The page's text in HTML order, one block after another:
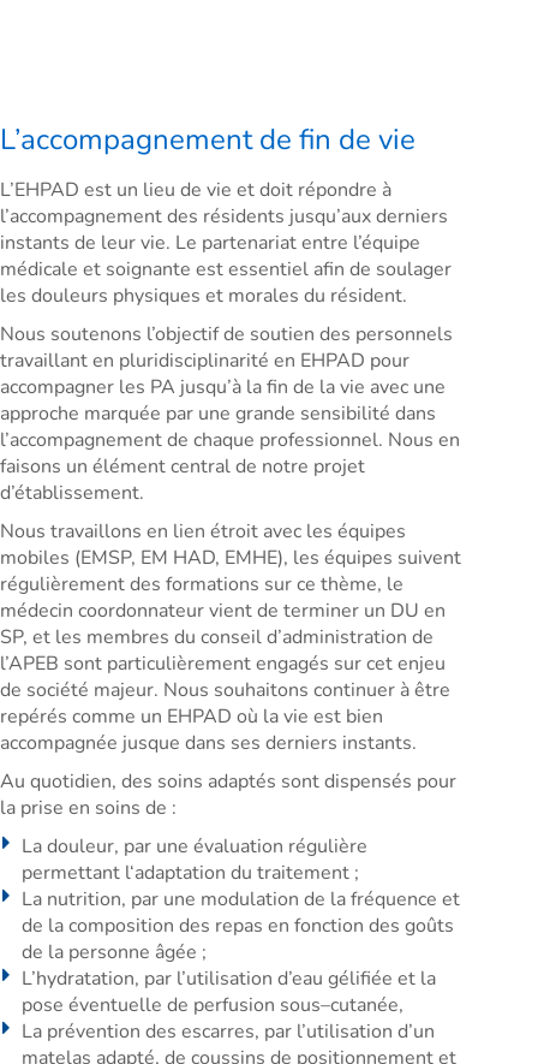
L’accompagnement de fin de vie
L’EHPAD est un lieu de vie et doit répondre à
l’accompagnement des résidents jusqu’aux derniers
instants de leur vie. Le partenariat entre l’équipe
médicale et soignante est essentiel afin de soulager
les douleurs physiques et morales du résident.
Nous soutenons l’objectif de soutien des personnels
travaillant en pluridisciplinarité en EHPAD pour
accompagner les PA jusqu’à la fin de la vie avec une
approche marquée par une grande sensibilité dans
l’accompagnement de chaque professionnel. Nous en
faisons un élément central de notre projet
d’établissement.
Nous travaillons en lien étroit avec les équipes
mobiles (EMSP, EM HAD, EMHE), les équipes suivent
régulièrement des formations sur ce thème, le
médecin coordonnateur vient de terminer un DU en
SP, et les membres du conseil d’administration de
l’APEB sont particulièrement engagés sur cet enjeu
de société majeur. Nous souhaitons continuer à être
repérés comme un EHPAD où la vie est bien
accompagnée jusque dans ses derniers instants.
Au quotidien, des soins adaptés sont dispensés pour
la prise en soins de :
La douleur, par une évaluation régulière
permettant l‘adaptation du traitement ;
La nutrition, par une modulation de la fréquence et
de la composition des repas en fonction des goûts
de la personne âgée ;
L’hydratation, par l’utilisation d’eau gélifiée et la
pose éventuelle de perfusion sous–cutanée,
La prévention des escarres, par l’utilisation d’un
matelas adapté, de coussins de positionnement et